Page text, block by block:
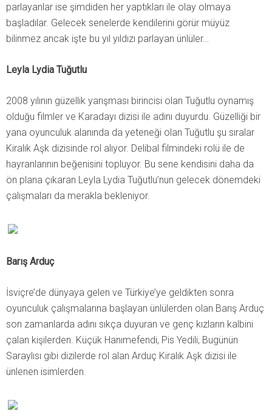
parlayanlar ise şimdiden her yaptıkları ile olay olmaya
başladılar. Gelecek senelerde kendilerini görür müyüz
bilinmez ancak işte bu yıl yıldızı parlayan ünlüler…
Leyla Lydia Tuğutlu
2008 yılının güzellik yarışması birincisi olan Tuğutlu oynamış
olduğu filmler ve Karadayı dizisi ile adını duyurdu. Güzelliği bir
yana oyunculuk alanında da yeteneği olan Tuğutlu şu sıralar
Kiralık Aşk dizisinde rol alıyor. Delibal filmindeki rolü ile de
hayranlarının beğenisini topluyor. Bu sene kendisini daha da
ön plana çıkaran Leyla Lydia Tuğutlu’nun gelecek dönemdeki
çalışmaları da merakla bekleniyor.
Barış Arduç
İsviçre’de dünyaya gelen ve Türkiye’ye geldikten sonra
oyunculuk çalışmalarına başlayan ünlülerden olan Barış Arduç
son zamanlarda adını sıkça duyuran ve genç kızların kalbini
çalan kişilerden. Küçük Hanımefendi, Pis Yedili, Bugünün
Saraylısı gibi dizilerde rol alan Arduç Kiralık Aşk dizisi ile
ünlenen isimlerden.